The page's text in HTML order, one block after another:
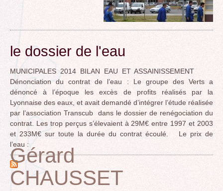
le dossier de l'eau
MUNICIPALES 2014 BILAN EAU ET ASSAINISSEMENT
Dénonciation du contrat de l’eau : Le groupe des Verts a
dénoncé à l’époque les excès de profits réalisés par la
Lyonnaise des eaux, et avait demandé d’intégrer l’étude réalisée
par l’association Transcub dans le dossier de renégociation du
contrat. Les trop perçus s’élevaient à 29M€ entre 1997 et 2003
et 233M€ sur toute la durée du contrat écoulé. Le prix de
l’eau :
Back
to
Gérard
CHAUSSET